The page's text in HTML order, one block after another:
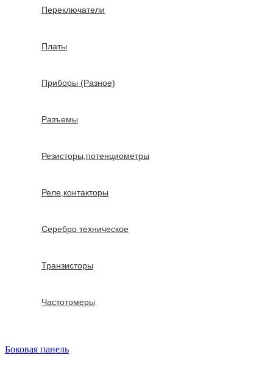
Переключатели
Платы
Приборы (Разное)
Разъемы
Резисторы,потенциометры
Реле,контакторы
Серебро техническое
Транзисторы
Частотомеры
Боковая панель